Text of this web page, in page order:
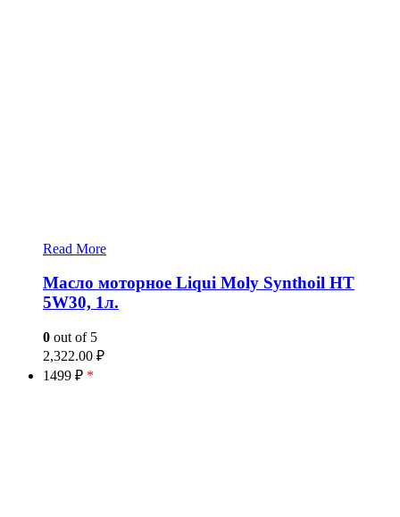
Read More
Масло моторное Liqui Moly Synthoil HT
5W30, 1л.
0 out of 5
2,322.00 ₽
1499 ₽ *